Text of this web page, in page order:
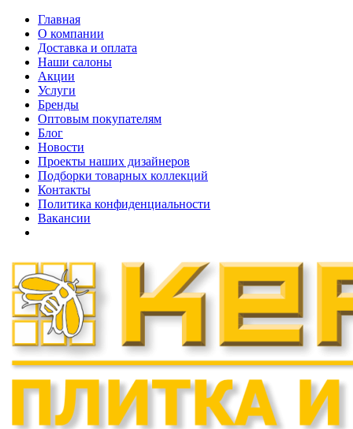
Главная
О компании
Доставка и оплата
Наши cалоны
Акции
Услуги
Бренды
Оптовым покупателям
Блог
Новости
Проекты наших дизайнеров
Подборки товарных коллекций
Контакты
Политика конфиденциальности
Вакансии